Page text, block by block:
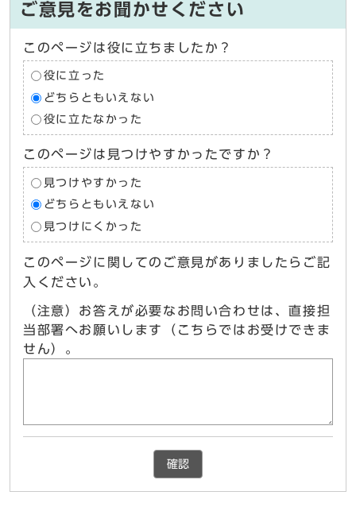
ご意見をお聞かせください
このページは役に立ちましたか？
役に立った
どちらともいえない
役に立たなかった
このページは見つけやすかったですか？
見つけやすかった
どちらともいえない
見つけにくかった
このページに関してのご意見がありましたらご記
入ください。
（注意）お答えが必要なお問い合わせは、直接担
当部署へお願いします（こちらではお受けできま
せん）。
確認